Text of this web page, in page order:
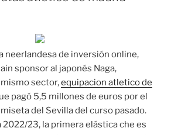
neerlandesa de inversión online,
sponsor al japonés Naga,
sector,equipacion atletico de
pagó 5,5 millones de euros por el
del Sevilla del curso pasado.
2022/23, la primera elástica che es